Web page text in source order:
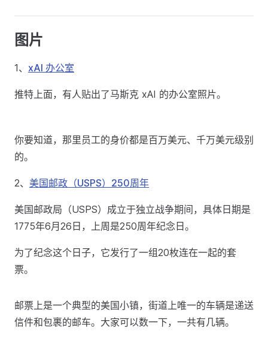
图片
1、 xAI 办公室
推特上面，有人贴出了马斯克 xAI 的办公室照片。
你要知道，那里员工的身价都是百万美元、千万美元级别
的。
2、 美国邮政（USPS）250周年
美国邮政局（USPS）成立于独立战争期间，具体日期是
1775年6月26日，上周是250周年纪念日。
为了纪念这个日子，它发行了一组20枚连在一起的套
票。
邮票上是一个典型的美国小镇，街道上唯一的车辆是递送
信件和包裹的邮车。大家可以数一下，一共有几辆。